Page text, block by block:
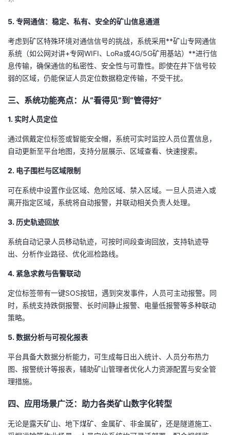
5. 专网通信：稳定、私有、安全的矿山信息通道
考虑到矿区特殊环境对通信信号的挑战，系统采用**矿山专网通信
系统（如公网对讲+专网WIFI、LoRa或4G/5G矿用基站）**进行信
息传输，确保通信的私密性、安全性与可靠性。即使在井下信号较
弱的区域，仍能保证人员定位数据稳定传输，不受干扰。
三、系统功能亮点：从“看得见”到“管得好”
1. 实时人员定位
通过佩戴定位标签或智能安全帽，系统可实时监控人员位置信息，
自动更新至平台地图，支持分层展示、区域查看、快速搜索。
2. 电子围栏与区域限制
可在系统中设置作业区域、危险区域、禁入区域。一旦人员进入或
离开指定区域，系统将自动报警，并联动相关负责人处理。
3. 历史轨迹回放
系统自动记录人员移动轨迹，可按时间段查询回放，支持轨迹导
出、分析作业路径、优化巡检路线。
4. 紧急求救与告警联动
定位标签带有一键SOS按钮，遇到突发事件，人员可主动报警。同
时，系统支持跌倒报警、长时间静止报警、电量低报警等多种联动
策略。
5. 数据分析与可视化报表
平台具备大数据分析能力，可生成每日出入统计、人员分布热力
图、报警统计等报表，辅助矿山管理者优化人力资源配置与安全管
理措施。
四、应用场景广泛：助力各类矿山数字化转型
无论是露天矿山、地下煤矿、金属矿、非金属矿，还是隧道施工、